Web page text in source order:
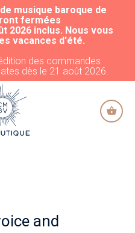
PRINCIPAL
musique baroque de
fermées
2026 inclus. Nous vous
vacances d'été.
des commandes
dès le 21 août 2026.
and